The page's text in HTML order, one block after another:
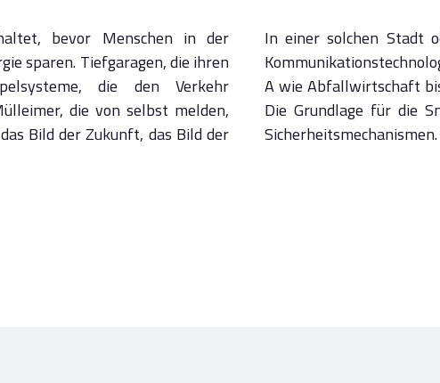
bevor Menschen in der
sparen. Tiefgaragen, die ihren
die den Verkehr
die von selbst melden,
Bild der Zukunft, das Bild der
In einer solchen Stadt
A wie Abfallwirtschaft
Die Grundlage für die